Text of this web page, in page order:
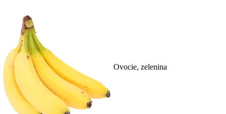
Ovocie, zelenina